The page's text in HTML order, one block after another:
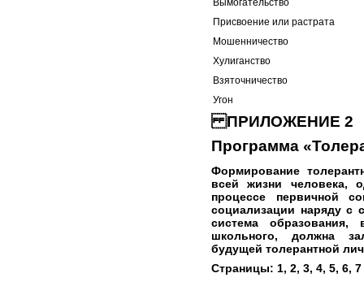
Вымогательство
Присвоение или растрата
Мошенничество
Хулиганство
Взяточничество
Угон
ПРИЛОЖЕНИЕ 2
Программа
Формирование
всей жизни человека,
процессе первичной
социализации наряду с
система
школьного, должна
будущей толерантной
Страницы: 1, 2, 3, 4, 5, 6, 7